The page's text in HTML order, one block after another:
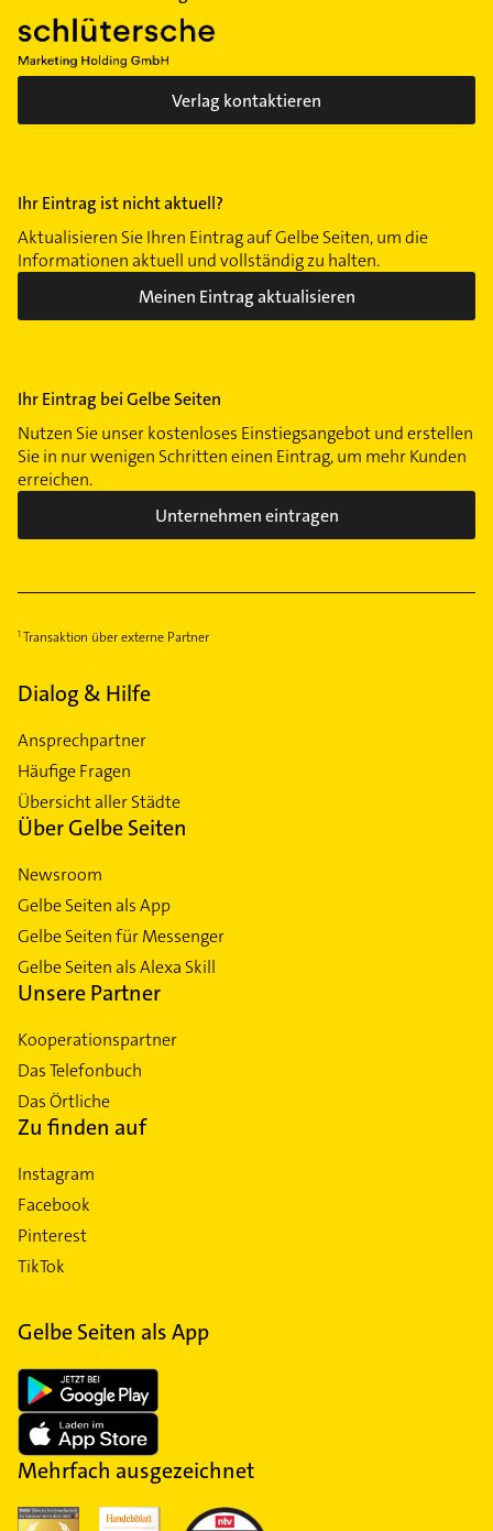
Verlag kontaktieren
Ihr Eintrag ist nicht aktuell?
Aktualisieren Sie Ihren Eintrag auf Gelbe Seiten, um die
Informationen aktuell und vollständig zu halten.
Meinen Eintrag aktualisieren
Ihr Eintrag bei Gelbe Seiten
Nutzen Sie unser kostenloses Einstiegsangebot und erstellen
Sie in nur wenigen Schritten einen Eintrag, um mehr Kunden
erreichen.
Unternehmen eintragen
Transaktion über externe Partner
Dialog & Hilfe
Ansprechpartner
Häufige Fragen
Übersicht aller Städte
Über Gelbe Seiten
Newsroom
Gelbe Seiten als App
Gelbe Seiten für Messenger
Gelbe Seiten als Alexa Skill
Unsere Partner
Kooperationspartner
Das Telefonbuch
Das Örtliche
Zu finden auf
Instagram
Facebook
Pinterest
TikTok
Gelbe Seiten als App
Mehrfach ausgezeichnet